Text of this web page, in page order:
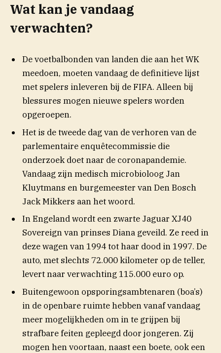
Wat kan je vandaag
verwachten?
De voetbalbonden van landen die aan het WK
meedoen, moeten vandaag de definitieve lijst
met spelers inleveren bij de FIFA. Alleen bij
blessures mogen nieuwe spelers worden
opgeroepen.
Het is de tweede dag van de verhoren van de
parlementaire enquêtecommissie die
onderzoek doet naar de coronapandemie.
Vandaag zijn medisch microbioloog Jan
Kluytmans en burgemeester van Den Bosch
Jack Mikkers aan het woord.
In Engeland wordt een zwarte Jaguar XJ40
Sovereign van prinses Diana geveild. Ze reed in
deze wagen van 1994 tot haar dood in 1997. De
auto, met slechts 72.000 kilometer op de teller,
levert naar verwachting 115.000 euro op.
Buitengewoon opsporingsambtenaren (boa’s)
in de openbare ruimte hebben vanaf vandaag
meer mogelijkheden om in te grijpen bij
strafbare feiten gepleegd door jongeren. Zij
mogen hen voortaan, naast een boete, ook een